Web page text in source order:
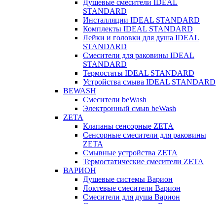
Душевые смесители IDEAL
STANDARD
Инсталляции IDEAL STANDARD
Комплекты IDEAL STANDARD
Лейки и головки для душа IDEAL
STANDARD
Смесители для раковины IDEAL
STANDARD
Термостаты IDEAL STANDARD
Устройства смыва IDEAL STANDARD
BEWASH
Смесители beWash
Электронный смыв beWash
ZETA
Клапаны сенсорные ZETA
Сенсорные смесители для раковины
ZETA
Смывные устройства ZETA
Термостатические смесители ZETA
ВАРИОН
Душевые системы Варион
Локтевые смесители Варион
Смесители для душа Варион